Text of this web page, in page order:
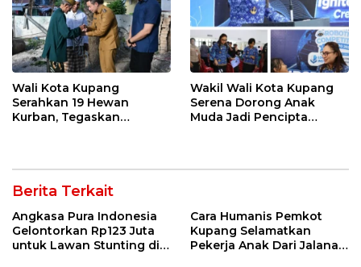
Wali Kota Kupang
Serahkan 19 Hewan
Kurban, Tegaskan
Wakil Wali Kota Kupang
Serena Dorong Anak
Muda Jadi Pencipta
Berita Terkait
Angkasa Pura Indonesia
Gelontorkan Rp123 Juta
untuk Lawan Stunting di
Cara Humanis Pemkot
Kupang Selamatkan
Pekerja Anak Dari Jalanan